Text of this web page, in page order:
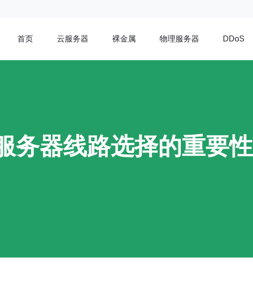
首页 云服务器 裸金属 物理服务器 DDoS
务器线路选择的重要性